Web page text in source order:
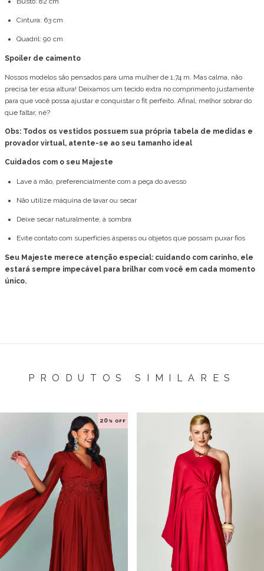
Cintura: 63 cm
Quadril: 90 cm
Spoiler de caimento
Nossos modelos são pensados para uma mulher de 1,74 m. Mas calma, não
precisa ter essa altura! Deixamos um tecido extra no comprimento justamente
para que você possa ajustar e conquistar o fit perfeito. Afinal, melhor sobrar do
que faltar, né?
Obs: Todos os vestidos possuem sua própria tabela de medidas e
provador virtual, atente-se ao seu tamanho ideal
Cuidados com o seu Majeste
Lave à mão, preferencialmente com a peça do avesso
Não utilize máquina de lavar ou secar
Deixe secar naturalmente, à sombra
Evite contato com superfícies ásperas ou objetos que possam puxar fios
Seu Majeste merece atenção especial: cuidando com carinho, ele
estará sempre impecável para brilhar com você em cada momento
único.
PRODUTOS SIMILARES
20 % OFF